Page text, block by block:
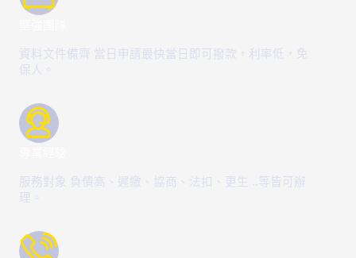
資料文件備齊 當日申請最快當日即可撥款，利率低，免
保人。
服務對象 負債高、遲繳、協商、法扣、更生 ..等皆可辦
理。